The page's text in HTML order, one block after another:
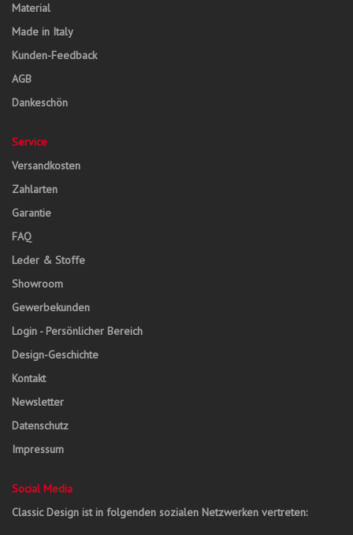
Material
Made in Italy
Kunden-Feedback
AGB
Dankeschön
Service
Versandkosten
Zahlarten
Garantie
FAQ
Leder & Stoffe
Showroom
Gewerbekunden
Login - Persönlicher Bereich
Design-Geschichte
Kontakt
Newsletter
Datenschutz
Impressum
Social Media
Classic Design ist in folgenden sozialen Netzwerken vertreten: